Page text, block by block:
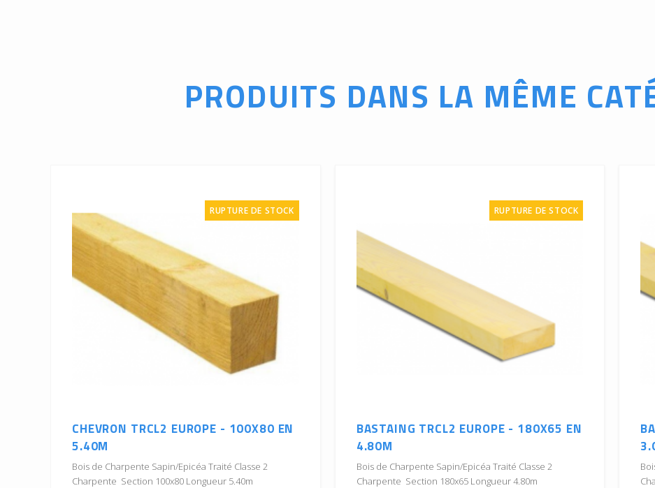
PRODUITS DANS LA MÊME
CHEVRON TRCL2 EUROPE - 100X80 EN
5.40M
Bois de Charpente Sapin/Epicéa Traité Classe 2
Charpente Section 100x80 Longueur 5.40m
RUPTURE DE STOCK
BASTAING TRCL2 EUROPE - 180X65 EN
4.80M
Bois de Charpente Sapin/Epicéa Traité Classe 2
Charpente Section 180x65 Longueur 4.80m
RUPTURE DE STOCK